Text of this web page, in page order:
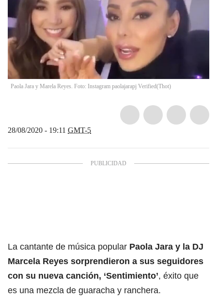
Paola Jara y Marela Reyes. Foto: Instagram paolajarapj Verified(Thot)
28/08/2020 - 19:11 GMT-5
La cantante de música popular Paola Jara y la DJ
Marcela Reyes sorprendieron a sus seguidores
con su nueva canción, ‘Sentimiento’, éxito que
es una mezcla de guaracha y ranchera.